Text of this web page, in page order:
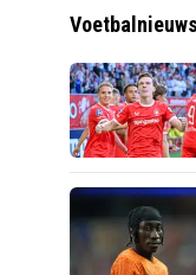
Voetbalnieuws